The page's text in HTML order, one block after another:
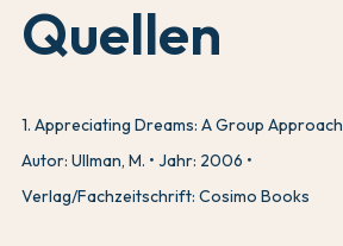
Quellen
1. Appreciating Dreams: A Group Approach
Autor: Ullman, M.
Jahr: 2006
Verlag/Fachzeitschrift: Cosimo Books